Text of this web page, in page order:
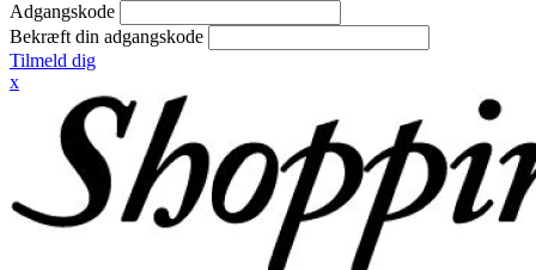
Adgangskode
Bekræft din adgangskode
Tilmeld dig
x